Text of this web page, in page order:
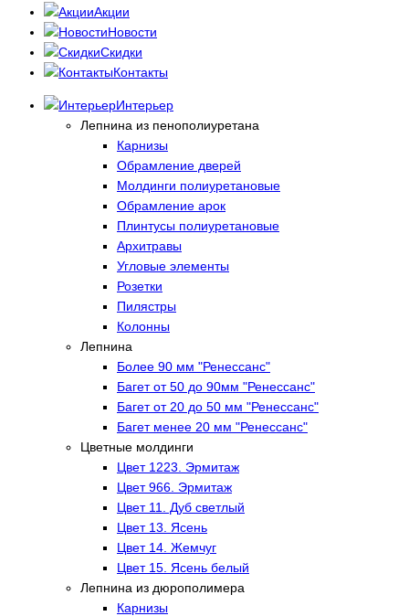
Акции
Новости
Скидки
Контакты
Интерьер
Лепнина из пенополиуретана
Карнизы
Обрамление дверей
Молдинги полиуретановые
Обрамление арок
Плинтусы полиуретановые
Архитравы
Угловые элементы
Розетки
Пилястры
Колонны
Лепнина
Более 90 мм "Ренессанс"
Багет от 50 до 90мм "Ренессанс"
Багет от 20 до 50 мм "Ренессанс"
Багет менее 20 мм "Ренессанс"
Цветные молдинги
Цвет 1223. Эрмитаж
Цвет 966. Эрмитаж
Цвет 11. Дуб светлый
Цвет 13. Ясень
Цвет 14. Жемчуг
Цвет 15. Ясень белый
Лепнина из дюрополимера
Карнизы